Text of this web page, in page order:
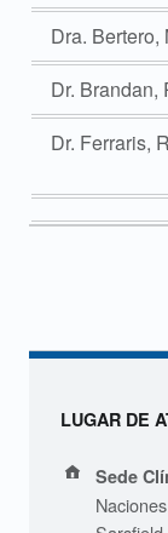
Dra. Bertero,
Dr. Brandan,
Dr. Ferraris,
LUGAR DE
Address:
Sede